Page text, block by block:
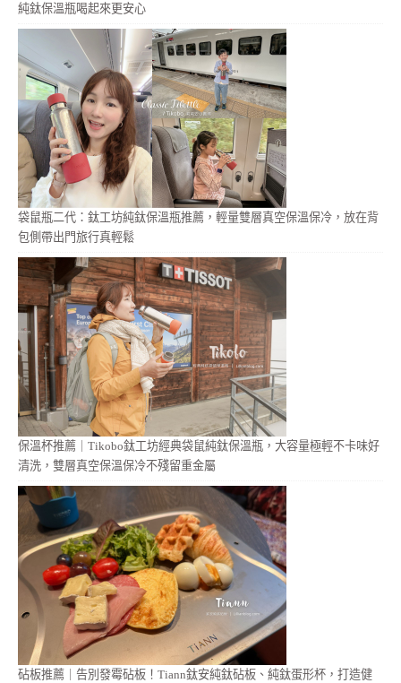
純鈦保溫瓶喝起來更安心
袋鼠瓶二代：鈦工坊純鈦保溫瓶推薦，輕量雙層真空保溫保冷，放在背
包側帶出門旅行真輕鬆
保溫杯推薦｜Tikobo鈦工坊經典袋鼠純鈦保溫瓶，大容量極輕不卡味好
清洗，雙層真空保溫保冷不殘留重金屬
砧板推薦｜告別發霉砧板！Tiann鈦安純鈦砧板、純鈦蛋形杯，打造健